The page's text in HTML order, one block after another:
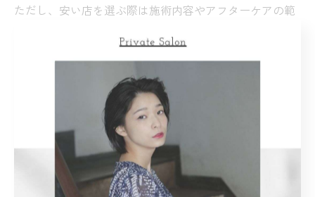
ただし、安い店を選ぶ際は施術内容やアフターケアの範
用者からは「手早く仕上がるが、希望のスタイルはしっ
かり伝えた方が良い」といったアドバイスもあります。
高円寺美容室でクーポンや割引を活用する方法
高円寺美容室でカット料金をさらにお得にするには、ク
ーポンや割引サービスの活用が有効です。多くのサロン
では、公式サイトや予約サイトで初回限定クーポンや平